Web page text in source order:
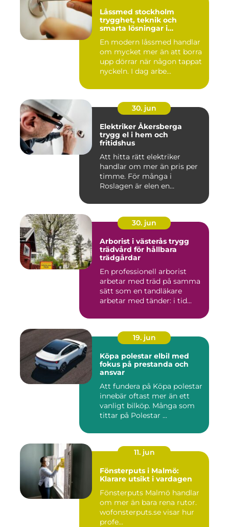
Låssmed stockholm
trygghet, teknik och
smarta lösningar i
En modern låssmed handlar
om mycket mer än att borra
upp dörrar när någon tappat
nyckeln. I dag arbe...
30. jun
Elektriker Åkersberga
trygg el i hem och
fritidshus
Att hitta rätt elektriker
handlar om mer än pris per
timme. För många i
Roslagen är elen en
30. jun
Arborist i västerås trygg
trädvård för hållbara
trädgårdar
En professionell arborist
arbetar med träd på samma
sätt som en tandläkare
arbetar med tänder: i tid...
19. jun
Köpa polestar elbil med
fokus på prestanda och
ansvar
Att fundera på Köpa polestar
innebär oftast mer än ett
vanligt bilköp. Många som
tittar på Polestar ...
11. jun
Fönsterputs i Malmö:
Klarare utsikt i vardagen
Fönsterputs Malmö handlar
om mer än bara rena rutor.
wofonsterputs.se visar hur
profe...